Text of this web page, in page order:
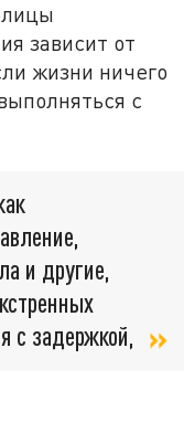
зависит от
жизни ничего
с
и другие,
с задержкой,